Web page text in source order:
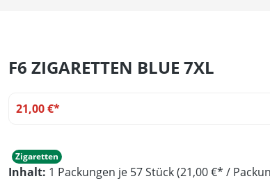
F6 ZIGARETTEN BLUE 7XL
21,00 €*
Zigaretten
Inhalt: 1 Packungen je 57 Stück (21,00 €* /